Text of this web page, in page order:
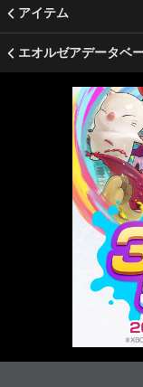
アイテム
エオルゼアデータベ